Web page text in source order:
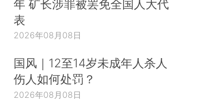
年 矿长涉罪被罢免全国人大代
表
2026年08月08日
国风｜12至14岁未成年人杀人
伤人如何处罚？
2026年08月08日